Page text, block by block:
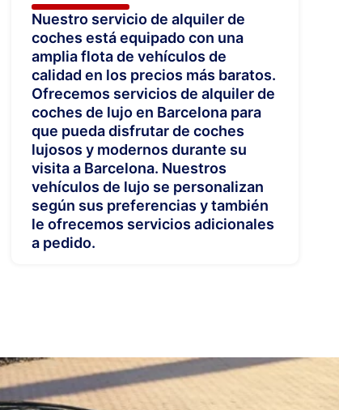
Nuestro servicio de alquiler de
coches está equipado con una
amplia flota de vehículos de
calidad en los precios más baratos.
Ofrecemos servicios de alquiler de
coches de lujo en Barcelona para
que pueda disfrutar de coches
lujosos y modernos durante su
visita a Barcelona. Nuestros
vehículos de lujo se personalizan
según sus preferencias y también
le ofrecemos servicios adicionales
a pedido.